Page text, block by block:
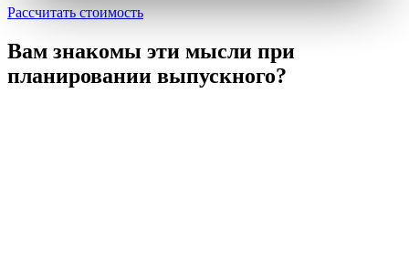
Рассчитать стоимость
Вам знакомы эти мысли при
планировании выпускного?